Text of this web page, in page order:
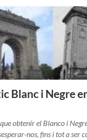
preguntat si una
publicitari. Puc arribar a
baixes tarifes, clients i
X
Blanc i Negre
obtenir el Blanco i
nos, fins i tot a ser